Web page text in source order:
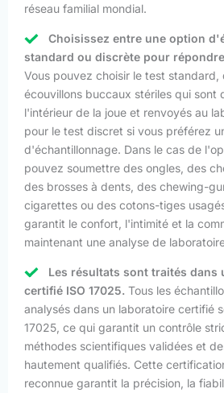
réseau familial mondial.
Choisissez entre une option
standard ou discrète pour
Vous pouvez choisir le test
écouvillons buccaux stériles qui sont
l'intérieur de la joue et renvoyés au
pour le test discret si vous préférez
d'échantillonnage. Dans le cas de
pouvez soumettre des ongles, des
des brosses à dents, des chewing-
cigarettes ou des cotons-tiges
garantit le confort, l'intimité et la
maintenant une analyse de
Les résultats sont traités dans
certifié ISO 17025. Tous les
analysés dans un laboratoire certifié
17025, ce qui garantit un contrôle
méthodes scientifiques validées et
hautement qualifiés. Cette
reconnue garantit la précision, la